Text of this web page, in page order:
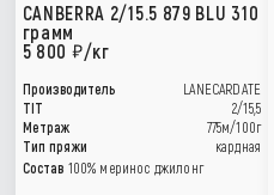
CANBERRA 2/15.5 879 BLU 310
грамм
5 800
/кг
Производитель
LANECARDATE
TIT
2/15,5
Метраж
775м/100г
Тип пряжи
кардная
Состав 100% меринос джилонг